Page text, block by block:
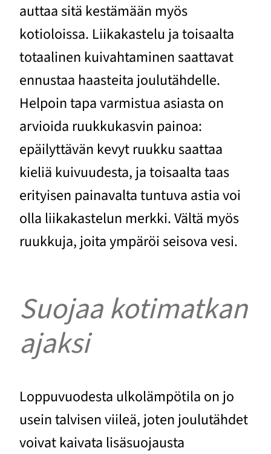
auttaa sitä kestämään myös
kotioloissa. Liikakastelu ja toisaalta
totaalinen kuivahtaminen saattavat
ennustaa haasteita joulutähdelle.
Helpoin tapa varmistua asiasta on
arvioida ruukkukasvin painoa:
epäilyttävän kevyt ruukku saattaa
kieliä kuivuudesta, ja toisaalta taas
erityisen painavalta tuntuva astia voi
olla liikakastelun merkki. Vältä myös
ruukkuja, joita ympäröi seisova vesi.
Suojaa kotimatkan
ajaksi
Loppuvuodesta ulkolämpötila on jo
usein talvisen viileä, joten joulutähdet
voivat kaivata lisäsuojausta